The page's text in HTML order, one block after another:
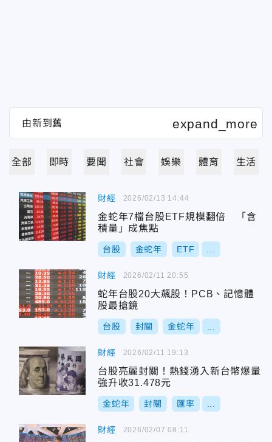
全部 即時 要聞 社會 娛樂 體育 生活
財經
金蛇年7檔台股ETF規模翻倍 「含
積量」成焦點
台股 金蛇年 ETF
2026/02/13 14:44
財經
蛇年台股20大飆股！PCB、記憶體
股最搶鏡
台股 封關 金蛇年
2026/02/11 20:55
財經
台股亮麗封關！熱錢湧入新台幣爆量
強升收31.478元
金蛇年 封關 匯率
2026/02/11 19:13
財經 2026/02/07 08:11